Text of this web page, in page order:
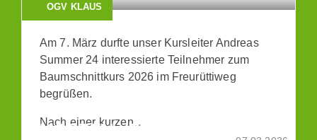
OGV KLAUS
Am 7. März durfte unser Kursleiter Andreas
Summer 24 interessierte Teilnehmer zum
Baumschnittkurs 2026 im Freurüttiweg
begrüßen.
Nach einer kurzen…
MOSTEN - EIN SÜSSER TAG I